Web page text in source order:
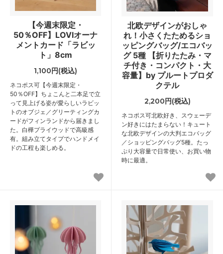
【今週末限定・
50％OFF】LOVIオーナ
メントカード「ラビッ
ト」8cm
1,100円(税込)
ネコポス可 【今週末限定・
50％OFF】ちょこんと二本足で立
って見上げる姿が愛らしいラビッ
トのオブジェ／グリーティングカ
ードがフィンランドから届きまし
た。白樺プライウッドで高級感
有。組み立てタイプでハンドメイ
ドの工程も楽しめる。
北欧デザインがおしゃ
れ！小さくたためるショ
ッピングバッグ/エコバッ
グ 5種 【折りたたみ・マ
チ付き・コンパクト・大
容量】by プルートプロダ
クテル
2,200円(税込)
ネコポス可北欧好き、スウェーデ
ン好きにはたまらない！キュート
な北欧デザインの大判エコバッグ
／ショッピングバッグ5種。たっ
ぷり大容量で日常使い、お買い物
時に最適。